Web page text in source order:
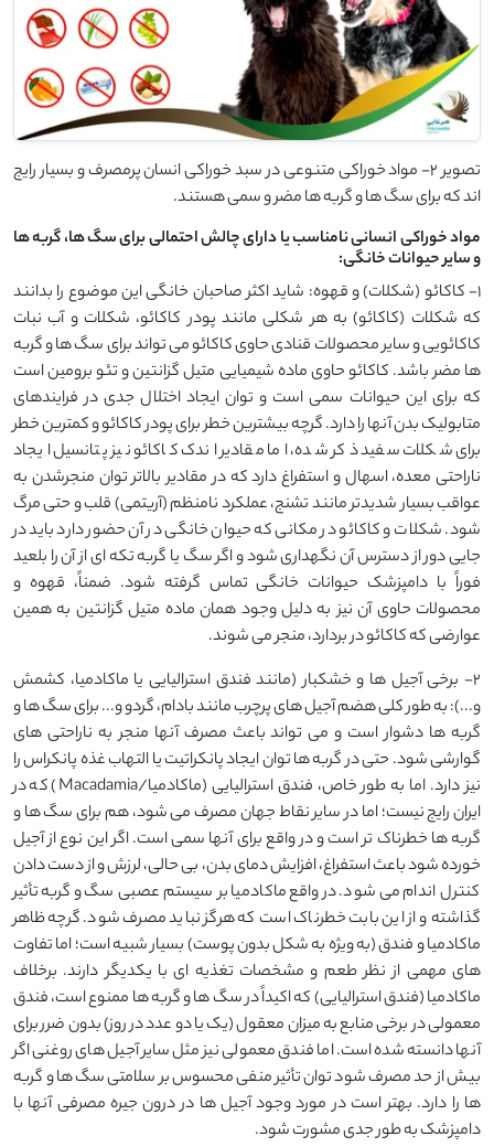
تصویر 2- مواد خوراکی متنوعی در سبد خوراکی انسان پرمصرف و بسیار رایج
اند که برای سگ ها و گربه ها مضر و سمی هستند.
مواد خوراکی انسانی نامناسب یا دارای چالش احتمالی برای سگ ها، گربه ها
و سایر حیوانات خانگی:
1- کاکائو (شکلات) و قهوه: شاید اکثر صاحبان خانگی این موضوع را بدانند
که شکلات (کاکائو) به هر شکلی مانند پودر کاکائو، شکلات و آب نبات
کاکائویی و سایر محصولات قنادی حاوی کاکائو می تواند برای سگ ها و گربه
ها مضر باشد. کاکائو حاوی ماده شیمیایی متیل گزانتین و تئو برومین است
که برای این حیوانات سمی است و توان ایجاد اختلال جدی در فرایندهای
متابولیک بدن آنها را دارد. گرچه بیشترین خطر برای پودر کاکائو و کمترین خطر
برای شکلات سفید ذکر شده، اما مقادیر اندک کاکائو نیز پتانسیل ایجاد
ناراحتی معده، اسهال و استفراغ دارد که در مقادیر بالاتر توان منجرشدن به
عواقب بسیار شدیدتر مانند تشنج، عملکرد نامنظم (آریتمی) قلب و حتی مرگ
شود. شکلات و کاکائو در مکانی که حیوان خانگی در آن حضور دارد باید در
جایی دور از دسترس آن نگهداری شود و اگر سگ یا گربه تکه ای از آن را بلعید
فوراً با دامپزشک حیوانات خانگی تماس گرفته شود. ضمناً، قهوه و
محصولات حاوی آن نیز به دلیل وجود همان ماده متیل گزانتین به همین
عوارضی که کاکائو در بردارد، منجر می شوند.
2- برخی آجیل ها و خشکبار (مانند فندق استرالیایی یا ماکادمیا، کشمش
و...): به طور کلی هضم آجیل های پرچرب مانند بادام، گردو و... برای سگ ها و
گربه ها دشوار است و می تواند باعث مصرف آنها منجر به ناراحتی های
گوارشی شود. حتی در گربه ها توان ایجاد پانکراتیت یا التهاب غذه پانکراس را
نیز دارد. اما به طور خاص، فندق استرالیایی (ماکادمیا/Macadamia) که در
ایران رایج نیست؛ اما در سایر نقاط جهان مصرف می شود، هم برای سگ ها و
گربه ها خطرناک تر است و در واقع برای آنها سمی است. اگر این نوع از آجیل
خورده شود باعث استفراغ، افزایش دمای بدن، بی حالی، لرزش و از دست دادن
کنترل اندام می شود. در واقع ماکادمیا بر سیستم عصبی سگ و گربه تأثیر
گذاشته و از این بابت خطرناک است که هرگز نباید مصرف شود. گرچه ظاهر
ماکادمیا و فندق (به ویژه به شکل بدون پوست) بسیار شبیه است؛ اما تفاوت
های مهمی از نظر طعم و مشخصات تغذیه ای با یکدیگر دارند. برخلاف
ماکادمیا (فندق استرالیایی) که اکیداً در سگ ها و گربه ها ممنوع است، فندق
معمولی در برخی منابع به میزان معقول (یک یا دو عدد در روز) بدون ضرر برای
آنها دانسته شده است. اما فندق معمولی نیز مثل سایر آجیل های روغنی اگر
بیش از حد مصرف شود توان تأثیر منفی محسوس بر سلامتی سگ ها و گربه
ها را دارد. بهتر است در مورد وجود آجیل ها در درون جیره مصرفی آنها با
دامپزشک به طور جدی مشورت شود.